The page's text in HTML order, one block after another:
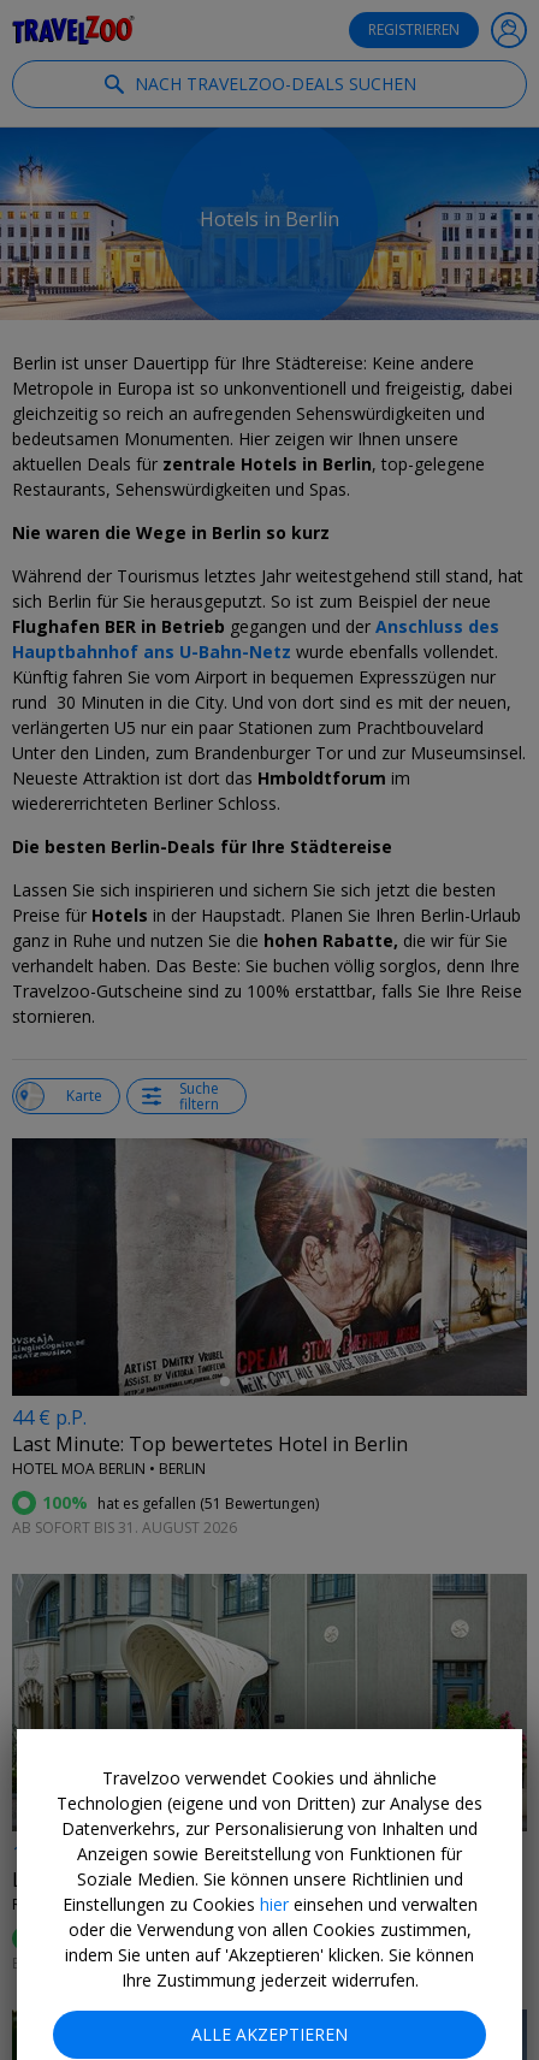
REGISTRIEREN
NACH TRAVELZOO-DEALS SUCHEN
Hotels in Berlin
Berlin ist unser Dauertipp für Ihre Städtereise: Keine andere
Metropole in Europa ist so unkonventionell und freigeistig, dabei
gleichzeitig so reich an aufregenden Sehenswürdigkeiten und
bedeutsamen Monumenten. Hier zeigen wir Ihnen unsere
aktuellen Deals für zentrale Hotels in Berlin, top-gelegene
Restaurants, Sehenswürdigkeiten und Spas.
Nie waren die Wege in Berlin so kurz
Während der Tourismus letztes Jahr weitestgehend still stand, hat
sich Berlin für Sie herausgeputzt. So ist zum Beispiel der neue
Flughafen BER in Betrieb gegangen und der Anschluss des
Hauptbahnhof ans U-Bahn-Netz wurde ebenfalls vollendet.
Künftig fahren Sie vom Airport in bequemen Expresszügen nur
rund 30 Minuten in die City. Und von dort sind es mit der neuen,
verlängerten U5 nur ein paar Stationen zum Prachtbouvelard
Unter den Linden, zum Brandenburger Tor und zur Museumsinsel.
Neueste Attraktion ist dort das Hmboldtforum im
wiedererrichteten Berliner Schloss.
Die besten Berlin-Deals für Ihre Städtereise
Lassen Sie sich inspirieren und sichern Sie sich jetzt die besten
Preise für Hotels in der Haupstadt. Planen Sie Ihren Berlin-Urlaub
ganz in Ruhe und nutzen Sie die hohen Rabatte, die wir für Sie
verhandelt haben. Das Beste: Sie buchen völlig sorglos, denn Ihre
Travelzoo-Gutscheine sind zu 100% erstattbar, falls Sie Ihre Reise
stornieren.
Karte Suche
filtern
44 € p.P.
Last Minute: Top bewertetes Hotel in Berlin
HOTEL MOA BERLIN • BERLIN
100% hat es gefallen (51 Bewertungen)
AB SOFORT BIS 31. AUGUST 2026
109 € p.P.
Luxushotel in Berlin
ROOMERS BERLIN STEINPLATZ, AUTOGRAPH COLLECTION • DEUTSCHLAND
100% hat es gefallen (5 Bewertungen
EINLÖSBAR BIS 31. MÄRZ 2027 (ANREISETAGE BEACHTEN)
Travelzoo verwendet Cookies und ähnliche
Technologien (eigene und von Dritten) zur Analyse des
Datenverkehrs, zur Personalisierung von Inhalten und
Anzeigen sowie Bereitstellung von Funktionen für
Soziale Medien. Sie können unsere Richtlinien und
Einstellungen zu Cookies hiereinsehen und verwalten
oder die Verwendung von allen Cookies zustimmen,
indem Sie unten auf 'Akzeptieren' klicken. Sie können
Ihre Zustimmung jederzeit widerrufen.
ALLE AKZEPTIEREN